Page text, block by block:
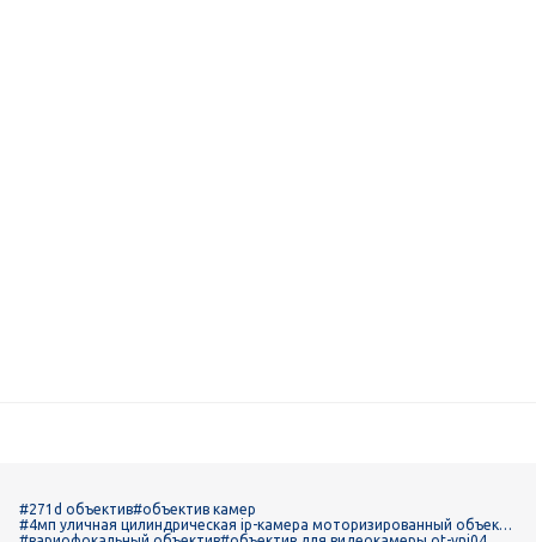
#271d объектив#объектив камер
#4мп уличная цилиндрическая ip-камера моторизированный объекти